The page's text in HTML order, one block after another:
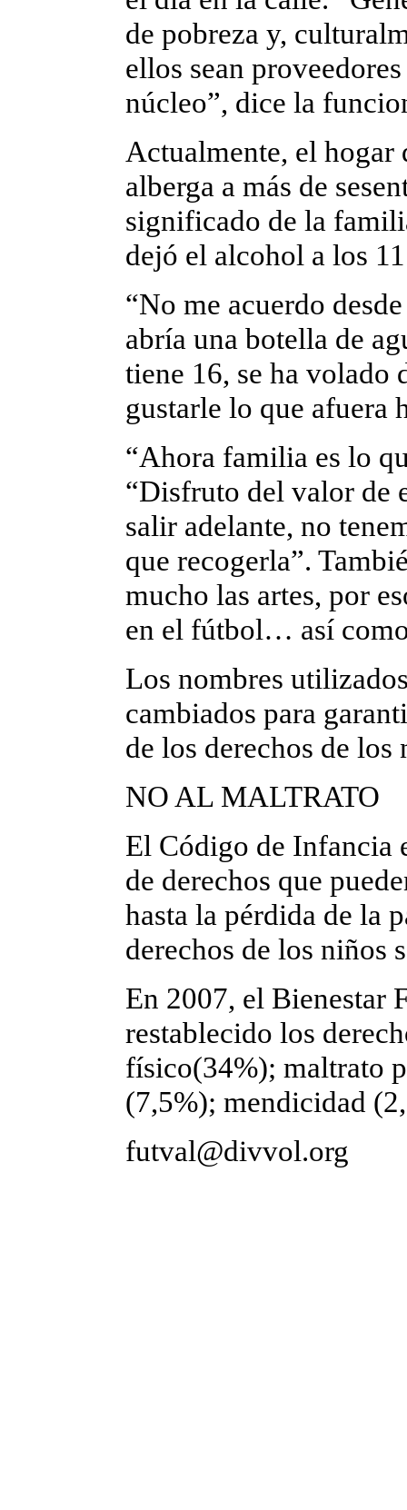
de pobreza y,
ellos sean
núcleo”, dice la
Actualmente, el hogar
alberga a más de
significado de la
dejó el alcohol a los
“No me acuerdo
abría una botella de
tiene 16, se ha volado
gustarle lo que afuera
“Ahora familia es lo
“Disfruto del valor de
salir adelante, no
que recogerla”.
mucho las artes, por
en el fútbol… así como
Los nombres
cambiados para
de los derechos de los
NO AL MALTRATO
El Código de Infancia
de derechos que
hasta la pérdida de la
derechos de los niños
En 2007, el Bienestar
restablecido los
físico(34%); maltrato
(7,5%); mendicidad
futval@divvol.org